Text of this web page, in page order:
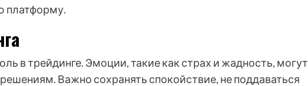
платформу.
в трейдинге. Эмоции, такие как страх и жадность, могут
Важно сохранять спокойствие, не поддаваться